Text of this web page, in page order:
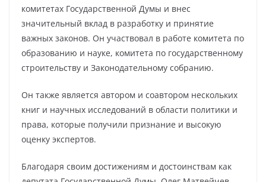
комитетах Государственной Думы и внес
значительный вклад в разработку и принятие
важных законов. Он участвовал в работе комитета по
образованию и науке, комитета по государственному
строительству и Законодательному собранию.
Он также является автором и соавтором нескольких
книг и научных исследований в области политики и
права, которые получили признание и высокую
оценку экспертов.
Благодаря своим достижениям и достоинствам как